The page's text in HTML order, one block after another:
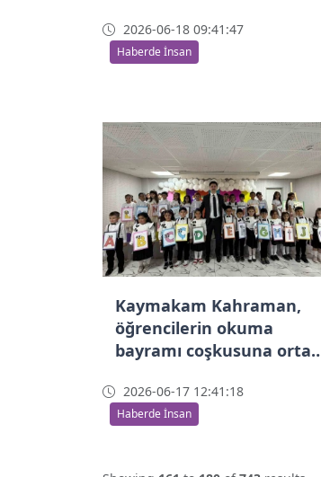
2026-06-18 09:41:47
Haberde İnsan
Kaymakam Kahraman,
öğrencilerin okuma
bayramı coşkusuna ortak
2026-06-17 12:41:18
Haberde İnsan